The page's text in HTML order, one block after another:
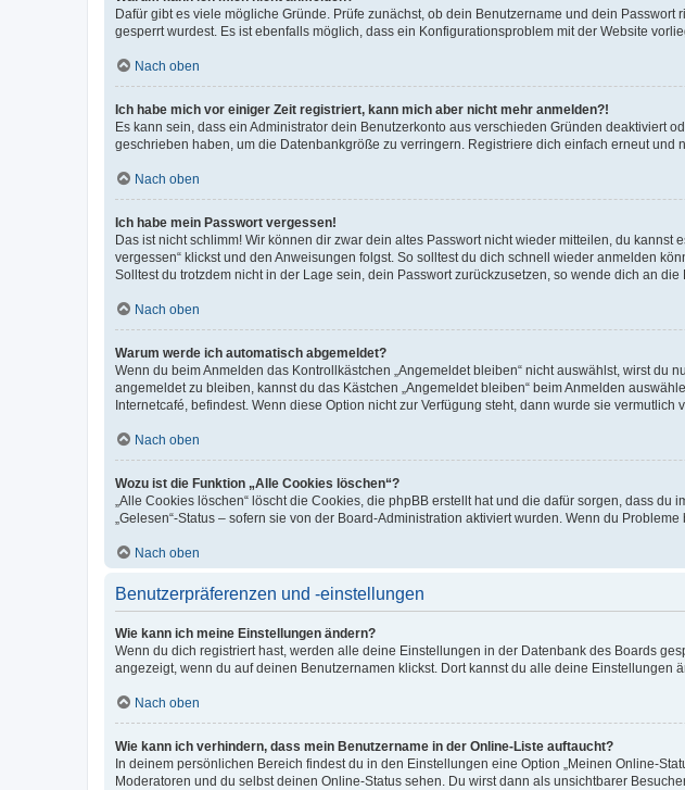
Dafür gibt es viele mögliche Gründe. Prüfe zunächst, ob dein Benutzername und dein
gesperrt wurdest. Es ist ebenfalls möglich, dass ein Konfigurationsproblem mit der Website
Nach oben
Ich habe mich vor einiger Zeit registriert, kann mich aber nicht mehr anmelden?!
Es kann sein, dass ein Administrator dein Benutzerkonto aus verschieden Gründen deaktiviert
geschrieben haben, um die Datenbankgröße zu verringern. Registriere dich einfach erneut und
Nach oben
Ich habe mein Passwort vergessen!
Das ist nicht schlimm! Wir können dir zwar dein altes Passwort nicht wieder mitteilen, du
vergessen“ klickst und den Anweisungen folgst. So solltest du dich schnell wieder anmelden
Solltest du trotzdem nicht in der Lage sein, dein Passwort zurückzusetzen, so wende dich an die
Nach oben
Warum werde ich automatisch abgemeldet?
Wenn du beim Anmelden das Kontrollkästchen „Angemeldet bleiben“ nicht auswählst, wirst
angemeldet zu bleiben, kannst du das Kästchen „Angemeldet bleiben“ beim Anmelden
Internetcafé, befindest. Wenn diese Option nicht zur Verfügung steht, dann wurde sie vermutlich
Nach oben
Wozu ist die Funktion „Alle Cookies löschen“?
„Alle Cookies löschen“ löscht die Cookies, die phpBB erstellt hat und die dafür sorgen, dass
„Gelesen“-Status – sofern sie von der Board-Administration aktiviert wurden. Wenn du
Nach oben
Benutzerpräferenzen und -einstellungen
Wie kann ich meine Einstellungen ändern?
Wenn du dich registriert hast, werden alle deine Einstellungen in der Datenbank des Boards
angezeigt, wenn du auf deinen Benutzernamen klickst. Dort kannst du alle deine Einstellungen
Nach oben
Wie kann ich verhindern, dass mein Benutzername in der Online-Liste auftaucht?
In deinem persönlichen Bereich findest du in den Einstellungen eine Option „Meinen Online-
Moderatoren und du selbst deinen Online-Status sehen. Du wirst dann als unsichtbarer